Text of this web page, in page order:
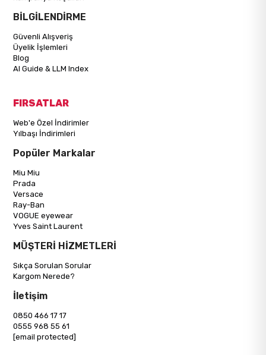
BİLGİLENDİRME
Güvenli Alışveriş
Üyelik İşlemleri
Blog
AI Guide & LLM Index
FIRSATLAR
Web'e Özel İndirimler
Yılbaşı İndirimleri
Popüler Markalar
Miu Miu
Prada
Versace
Ray-Ban
VOGUE eyewear
Yves Saint Laurent
MÜŞTERİ HİZMETLERİ
Sıkça Sorulan Sorular
Kargom Nerede?
İletişim
0850 466 17 17
0555 968 55 61
[email protected]